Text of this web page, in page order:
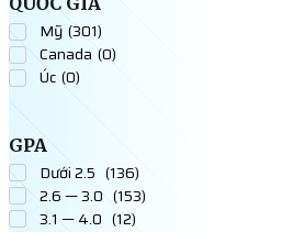
Mỹ (301)
Canada (0)
Úc (0)
GPA
Dưới 2.5 (136)
2.6 — 3.0 (153)
3.1 — 4.0 (12)